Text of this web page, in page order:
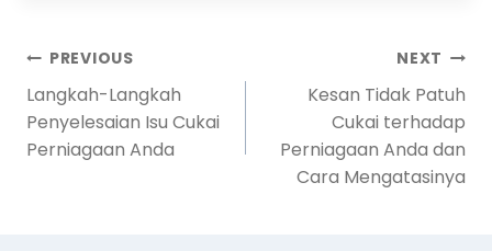
PREVIOUS
Langkah-Langkah
Penyelesaian Isu Cukai
Perniagaan Anda
NEXT
Kesan Tidak Patuh
Cukai terhadap
Perniagaan Anda dan
Cara Mengatasinya